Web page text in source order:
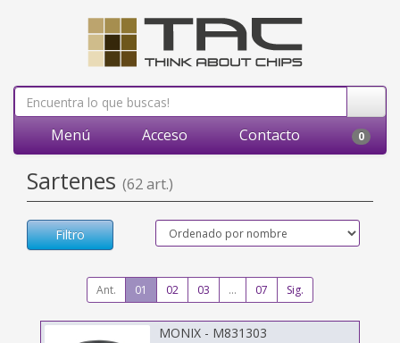
Menú Acceso Contacto 0
Sartenes (62 art.)
Filtro
Ant. 01 02 03 ... 07 Sig.
MONIX - M831303